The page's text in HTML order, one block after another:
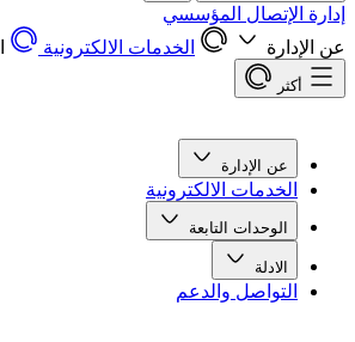
إدارة الإتصال المؤسسي
عن الإدارة
الخدمات الالكترونية
أكثر
عن الإدارة
الخدمات الالكترونية
الوحدات التابعة
الادلة
التواصل والدعم